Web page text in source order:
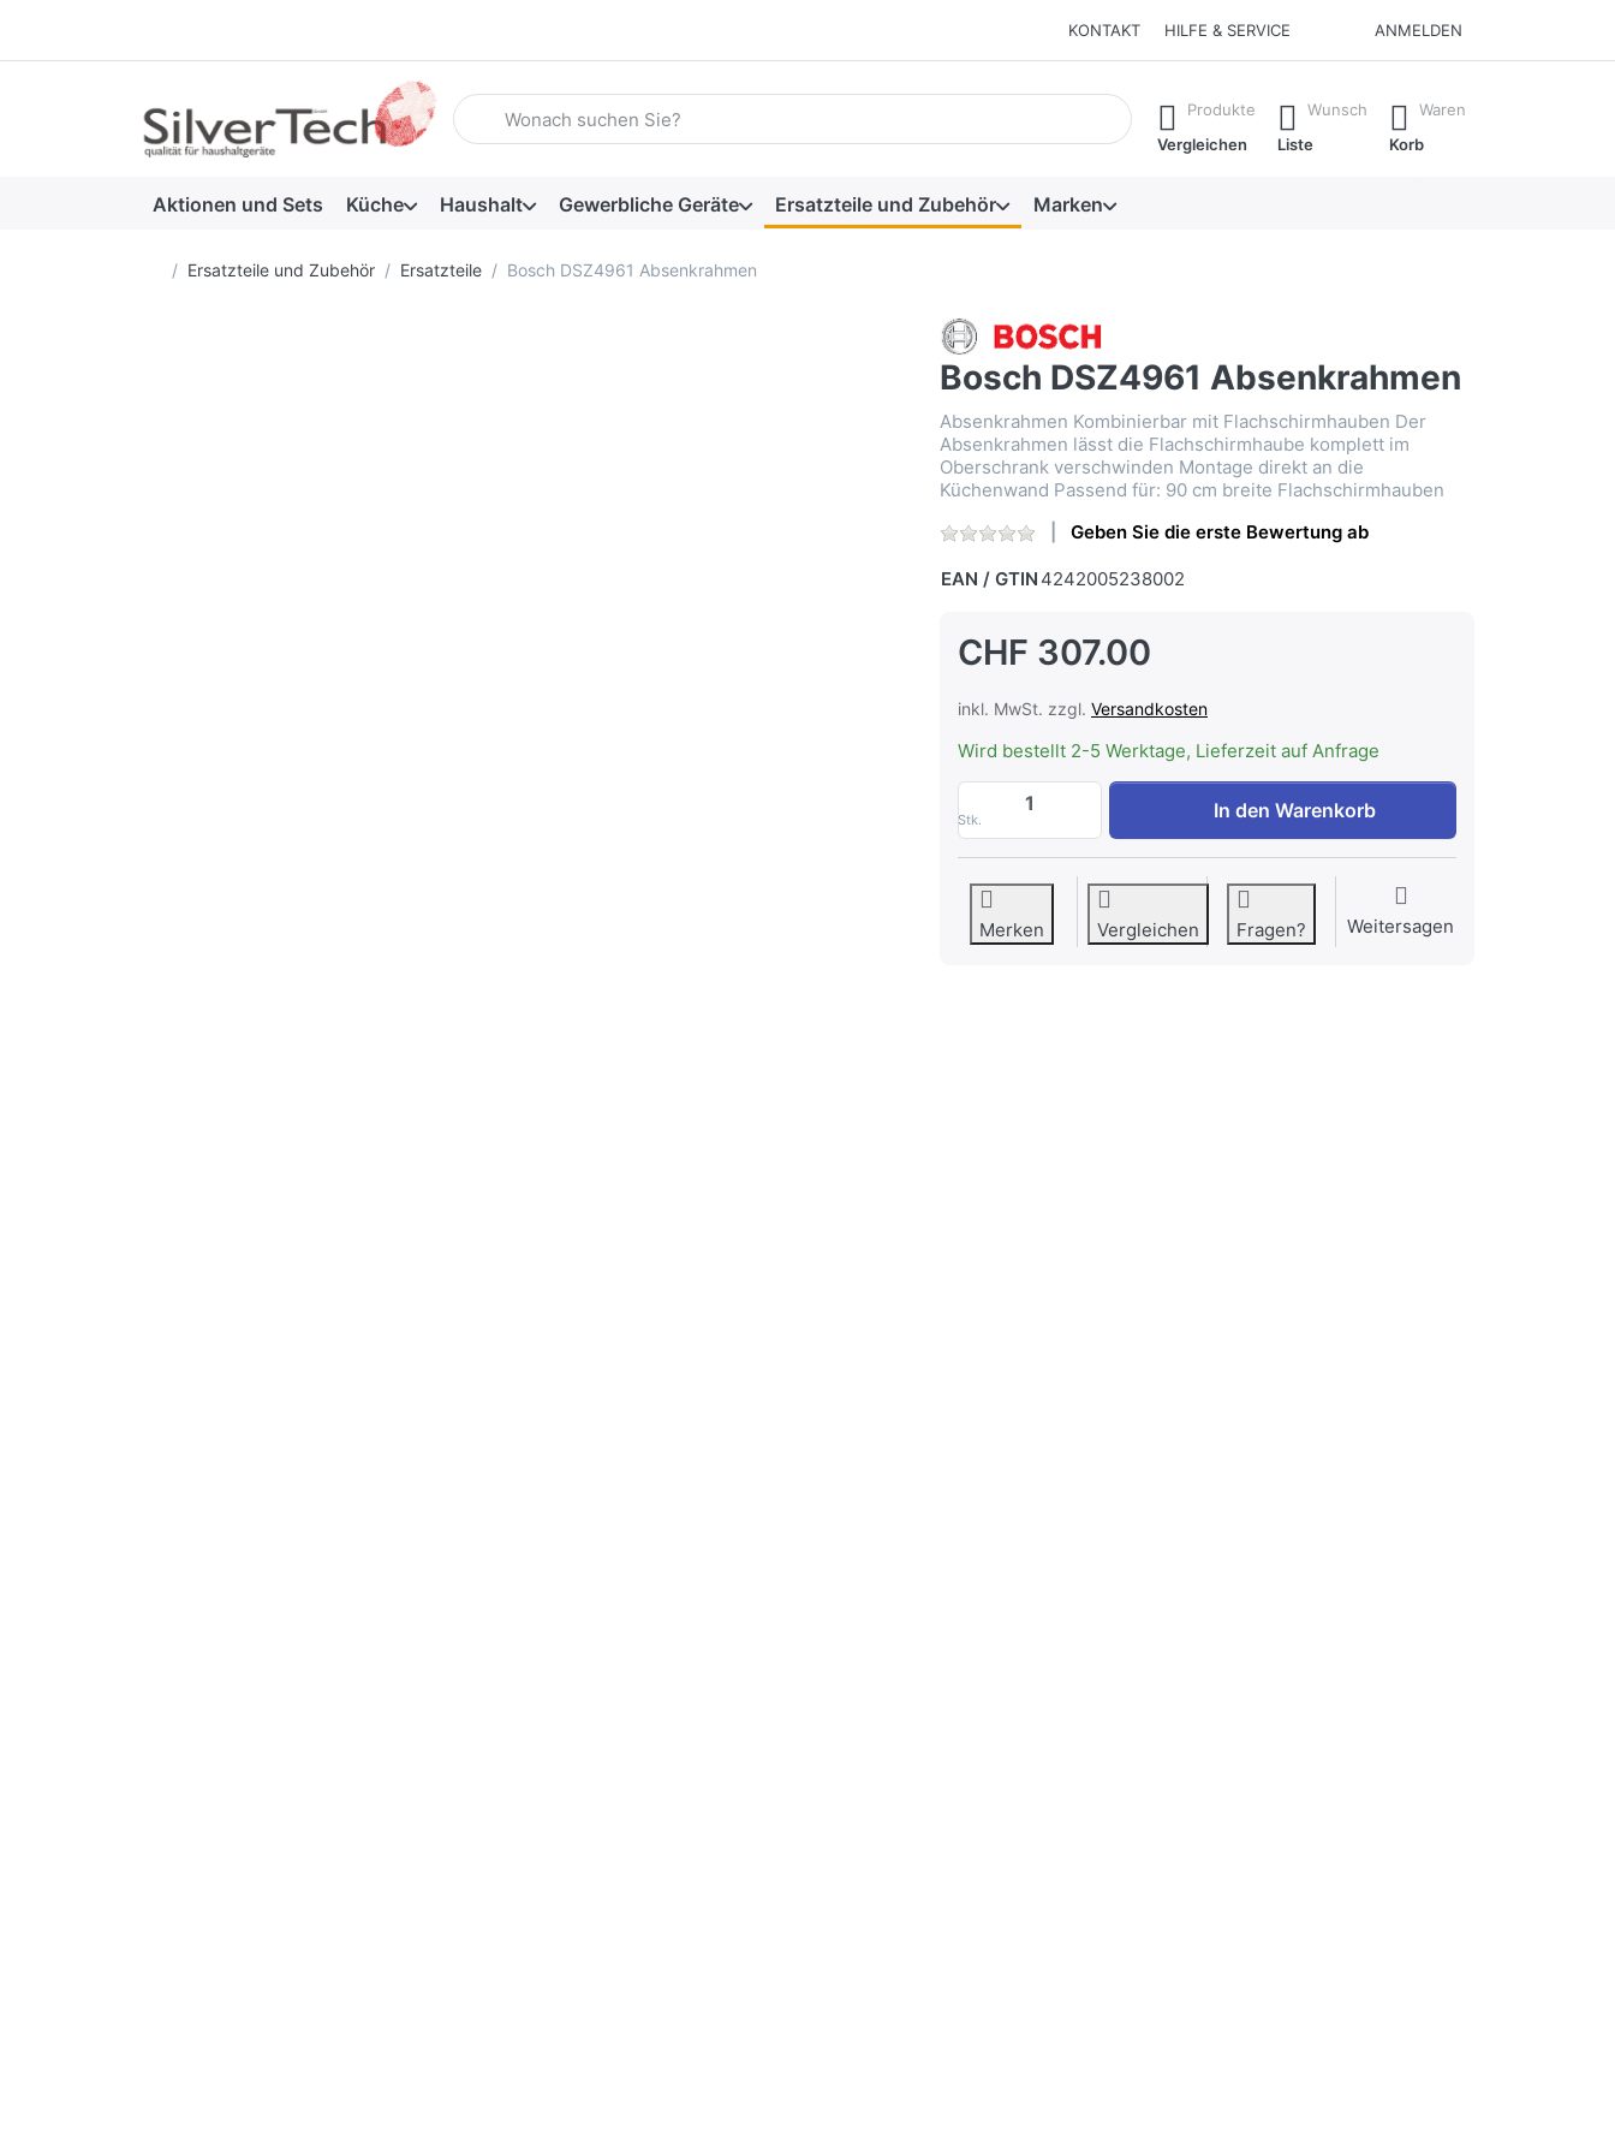
KONTAKT HILFE & SERVICE ANMELDEN
Geben Sie einen Suchbegriff ein. Während Sie tippen, erscheinen automatisch erste Ergebnisse. Drücken Sie die Eingabetaste, um alle
Produkte
Vergleichen
Wunsch
Liste
Waren
Korb
Aktionen und Sets Küche Haushalt Gewerbliche Geräte Ersatzteile und Zubehör Marken
Startseite
Ersatzteile und Zubehör Ersatzteile Bosch DSZ4961 Absenkrahmen
Bosch DSZ4961 Absenkrahmen
Absenkrahmen Kombinierbar mit Flachschirmhauben Der
Absenkrahmen lässt die Flachschirmhaube komplett im
Oberschrank verschwinden Montage direkt an die
Küchenwand Passend für: 90 cm breite Flachschirmhauben
Geben Sie die erste Bewertung ab
EAN / GTIN 4242005238002
CHF 307.00
inkl. MwSt. zzgl. Versandkosten
Wird bestellt 2-5 Werktage, Lieferzeit auf Anfrage
Stk.
Bosch DSZ4961 Absenkrahmen zu CHF 307.00, Menge 1.
In den Warenkorb
Merken Vergleichen Fragen? Weitersagen